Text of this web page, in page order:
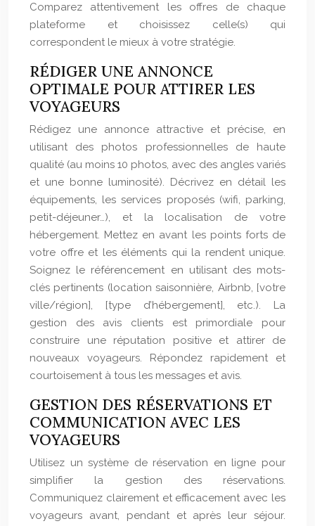
Comparez attentivement les offres de chaque
plateforme et choisissez celle(s) qui
correspondent le mieux à votre stratégie.
RÉDIGER UNE ANNONCE
OPTIMALE POUR ATTIRER LES
VOYAGEURS
Rédigez une annonce attractive et précise, en
utilisant des photos professionnelles de haute
qualité (au moins 10 photos, avec des angles variés
et une bonne luminosité). Décrivez en détail les
équipements, les services proposés (wifi, parking,
petit-déjeuner…), et la localisation de votre
hébergement. Mettez en avant les points forts de
votre offre et les éléments qui la rendent unique.
Soignez le référencement en utilisant des mots-
clés pertinents (location saisonnière, Airbnb, [votre
ville/région], [type d’hébergement], etc.). La
gestion des avis clients est primordiale pour
construire une réputation positive et attirer de
nouveaux voyageurs. Répondez rapidement et
courtoisement à tous les messages et avis.
GESTION DES RÉSERVATIONS ET
COMMUNICATION AVEC LES
VOYAGEURS
Utilisez un système de réservation en ligne pour
simplifier la gestion des réservations.
Communiquez clairement et efficacement avec les
voyageurs avant, pendant et après leur séjour.